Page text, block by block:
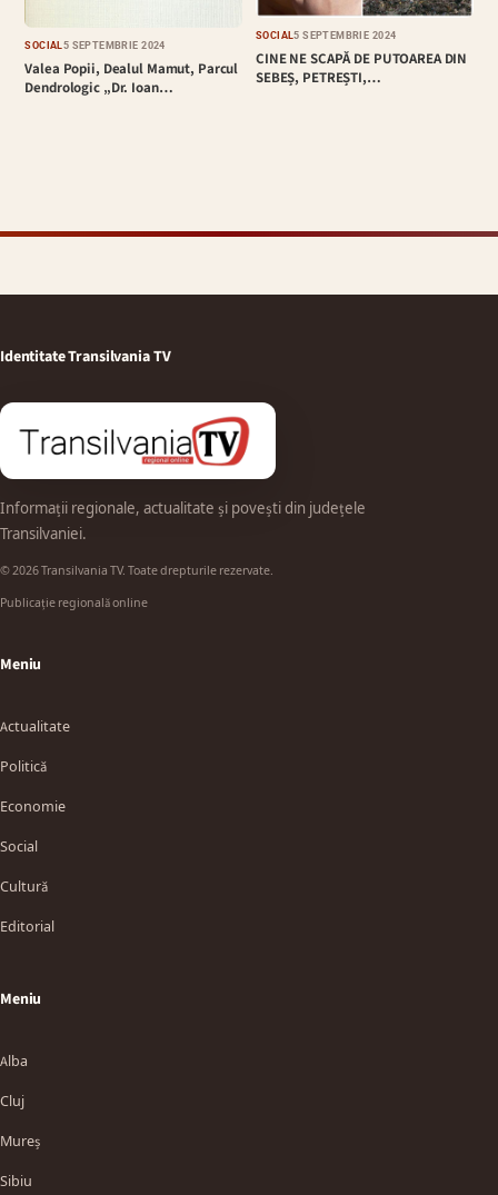
SOCIAL 5 SEPTEMBRIE 2024
Valea Popii, Dealul Mamut, Parcul
Dendrologic „Dr. Ioan…
SOCIAL5 SEPTEMBRIE 2024
CINE NE SCAPĂ DE PUTOAREA DIN
SEBEȘ, PETREȘTI,…
Identitate Transilvania TV
Informații regionale, actualitate și povești din județele
Transilvaniei.
© 2026 Transilvania TV. Toate drepturile rezervate.
Publicație regională online
Meniu
Actualitate
Politică
Economie
Social
Cultură
Editorial
Meniu
Alba
Cluj
Mureș
Sibiu